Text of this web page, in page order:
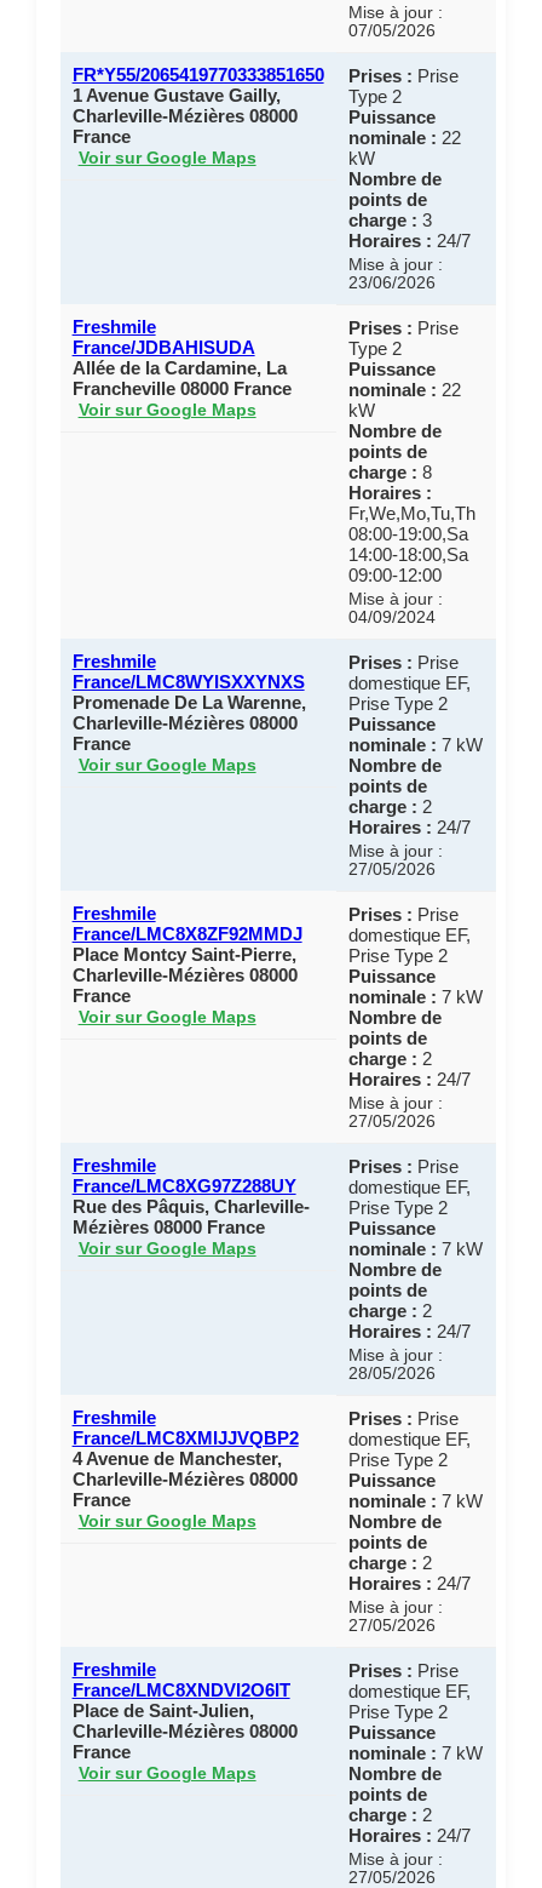
Mise à jour :
07/05/2026
FR*Y55/2065419770333851650
1 Avenue Gustave Gailly,
Charleville-Mézières 08000
France
Voir sur Google Maps
Prises : Prise
Type 2
Puissance
nominale : 22
kW
Nombre de
points de
charge : 3
Horaires : 24/7
Mise à jour :
23/06/2026
Freshmile
France/JDBAHISUDA
Allée de la Cardamine, La
Francheville 08000 France
Voir sur Google Maps
Prises : Prise
Type 2
Puissance
nominale : 22
kW
Nombre de
points de
charge : 8
Horaires :
Fr,We,Mo,Tu,Th
08:00-19:00,Sa
14:00-18:00,Sa
09:00-12:00
Mise à jour :
04/09/2024
Freshmile
France/LMC8WYISXXYNXS
Promenade De La Warenne,
Charleville-Mézières 08000
France
Voir sur Google Maps
Prises : Prise
domestique EF,
Prise Type 2
Puissance
nominale : 7 kW
Nombre de
points de
charge : 2
Horaires : 24/7
Mise à jour :
27/05/2026
Freshmile
France/LMC8X8ZF92MMDJ
Place Montcy Saint-Pierre,
Charleville-Mézières 08000
France
Voir sur Google Maps
Prises : Prise
domestique EF,
Prise Type 2
Puissance
nominale : 7 kW
Nombre de
points de
charge : 2
Horaires : 24/7
Mise à jour :
27/05/2026
Freshmile
France/LMC8XG97Z288UY
Rue des Pâquis, Charleville-
Mézières 08000 France
Voir sur Google Maps
Prises : Prise
domestique EF,
Prise Type 2
Puissance
nominale : 7 kW
Nombre de
points de
charge : 2
Horaires : 24/7
Mise à jour :
28/05/2026
Freshmile
France/LMC8XMIJJVQBP2
4 Avenue de Manchester,
Charleville-Mézières 08000
France
Voir sur Google Maps
Prises : Prise
domestique EF,
Prise Type 2
Puissance
nominale : 7 kW
Nombre de
points de
charge : 2
Horaires : 24/7
Mise à jour :
27/05/2026
Freshmile
France/LMC8XNDVI2O6IT
Place de Saint-Julien,
Charleville-Mézières 08000
France
Voir sur Google Maps
Prises : Prise
domestique EF,
Prise Type 2
Puissance
nominale : 7 kW
Nombre de
points de
charge : 2
Horaires : 24/7
Mise à jour :
27/05/2026